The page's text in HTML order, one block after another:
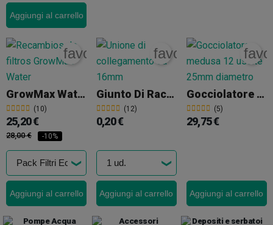
Aggiungi al carrello
GrowMax Water Filtri Di Ricambio
(10)
favorite_border
25,20 €
28,00 € -10%
Aggiungi al carrello
Giunto Di Raccordo Da 16 Mm
(12)
favorite_border
0,20 €
Aggiungi al carrello
Gocciolatore Medusa A 12 Uscite 25mm
(5)
29,75 €
Aggiungi al carrello